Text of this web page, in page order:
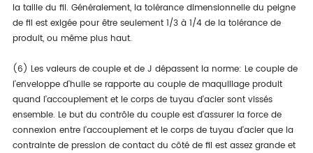
la taille du fil. Généralement, la tolérance dimensionnelle du peigne
de fil est exigée pour être seulement 1/3 à 1/4 de la tolérance de
produit, ou même plus haut.
(6) Les valeurs de couple et de J dépassent la norme: Le couple de
l'enveloppe d'huile se rapporte au couple de maquillage produit
quand l'accouplement et le corps de tuyau d'acier sont vissés
ensemble. Le but du contrôle du couple est d'assurer la force de
connexion entre l'accouplement et le corps de tuyau d'acier que la
contrainte de pression de contact du côté de fil est assez grande et